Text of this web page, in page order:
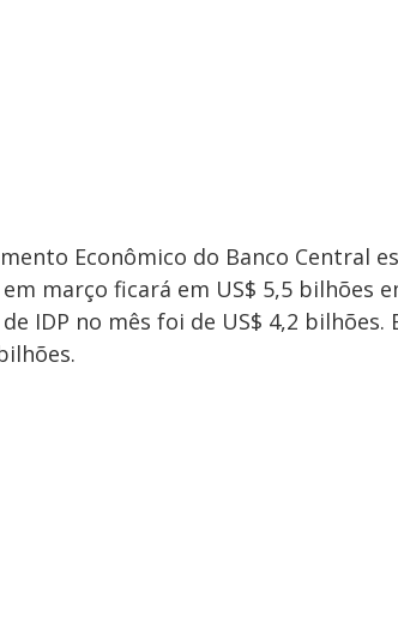
Econômico do Banco Central
março ficará em US$ 5,5 bilhões
IDP no mês foi de US$ 4,2 bilhões.